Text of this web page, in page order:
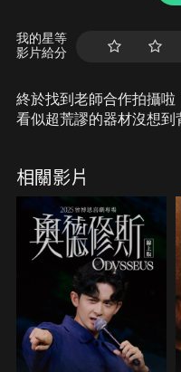
我的星等
影片給分
終於找到老師合作拍攝啦
看似超荒謬的器材沒想到
相關影片